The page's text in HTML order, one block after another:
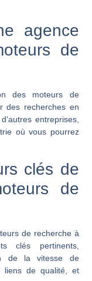
agence
de
des moteurs de
des recherches en
entreprises,
où vous pourrez
clés de
de
de recherche à
clés pertinents,
de la vitesse de
liens de qualité, et